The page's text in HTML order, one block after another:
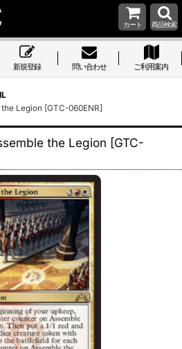
カート 商品検索
新規登録 問い合わせ ご利用案内
the Legion [GTC-060ENR]
the Legion [GTC-